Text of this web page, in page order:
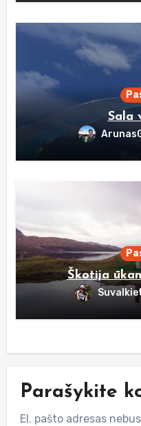
Sala
Škotija
Parašykite
El. pašto adresas